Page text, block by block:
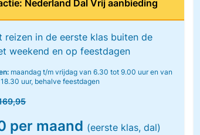
Nederland Dal Vrij aanbieding
reizen in de eerste klas buiten de
weekend en op feestdagen
maandag t/m vrijdag van 6.30 tot 9.00 uur en van
uur, behalve feestdagen
per maand (eerste klas, dal)